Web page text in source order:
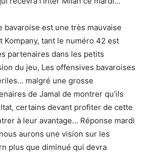
bavaroise est une très mauvaise
Kompany, tant le numéro 42 est
partenaires dans les petits
du jeu, Les offensives bavaroises
malgré une grosse
de Jamal de montrer qu’ils
certains devant profiter de cette
à leur avantage… Réponse mardi
aurons une vision sur les
plus que diminué qui devra